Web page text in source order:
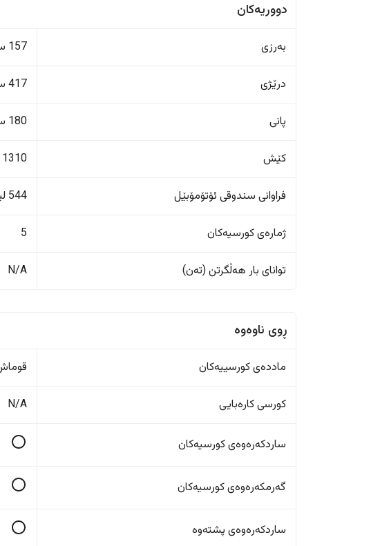
دووریەکان
بەرزی 157 سم
درێژی 417 سم
پانی 180 سم
کێش 1310 کگم
فراوانی سندوقی ئۆتۆمۆبێل 544 لیتر
ژمارەی کورسیەکان 5
تواناى بار هەڵگرتن (تەن) N/A
ڕوی ناوەوە
ماددەی کورسییەکان
کورسی کارەبایی N/A
ساردکەرەوەی کورسیەکان
گەرمکەرەوەی کورسیەکان
ساردکەرەوەی پشتەوە